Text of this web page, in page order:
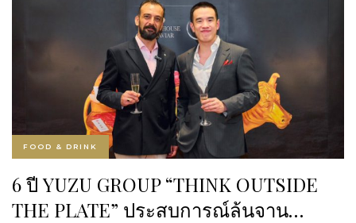
FOOD & DRINK
6 ปี YUZU GROUP “THINK OUTSIDE
THE PLATE” ประสบการณ์ล้นจาน…